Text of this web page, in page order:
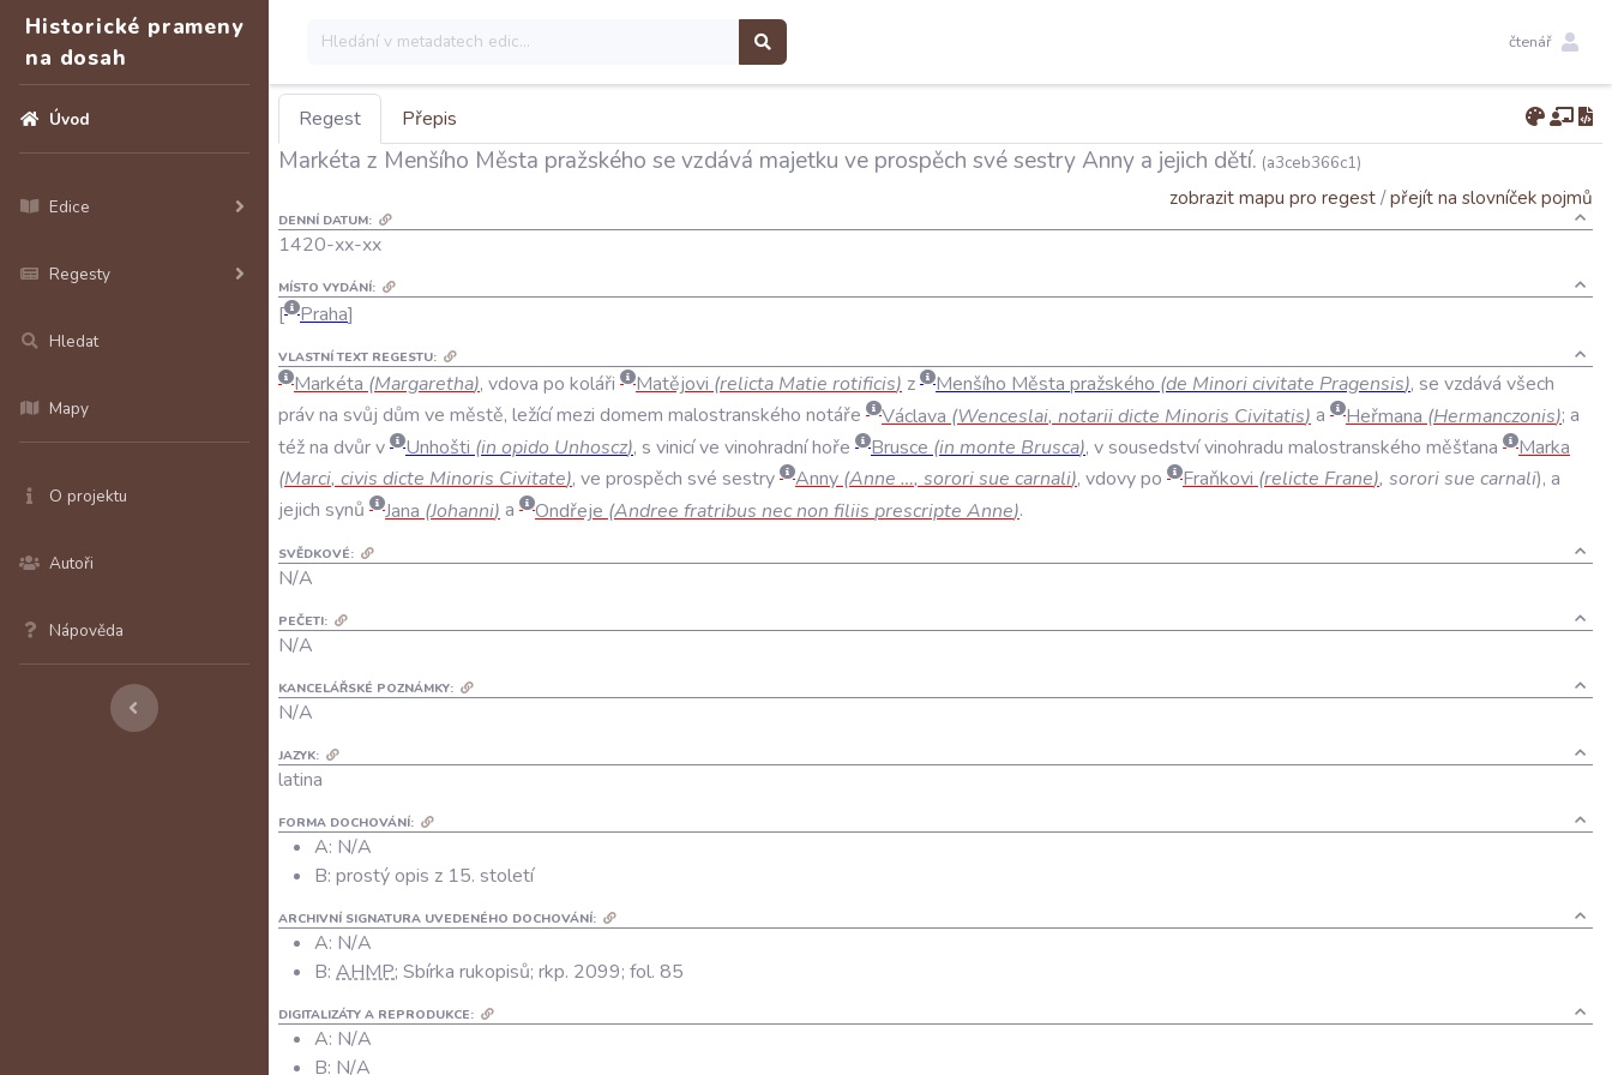
Historické prameny
na dosah
Úvod
Edice
Regesty
Hledat
Mapy
O projektu
Autoři
Nápověda
čtenář
Regest Přepis
Markéta z Menšího Města pražského se vzdává majetku ve prospěch své sestry Anny a jejich dětí. (a3ceb366c1)
zobrazit mapu pro regest/přejít na slovníček pojmů
DENNÍ DATUM:
1420-xx-xx
MÍSTO VYDÁNÍ:
Praha
VLASTNÍ TEXT REGESTU:
Markéta (Margaretha), vdova po koláři Matějovi (relicta Matie rotificis) z Menšího Města pražského (de Minoricivitate Pragensis), se vzdává všech
právna svůj dům ve městě, ležícímezi domem malostranského notáře Václava (Wenceslai, notariidicte Minoris Civitatis) a Heřmana (Hermanczonis); a
téžna dvůrv Unhošti (in opido Unhoscz), s vinicíve vinohradníhoře Brusce (in monte Brusca), vsousedstvívinohradu malostranského měšťana
Marka
(Marci, civis dicte Minoris Civitate), ve prospěch své sestry Anny (Anne …, sororisue carnali), vdovypo Fraňkovi (relicte Frane), sororisue carnali), a
jejich synů Jana (Johanni) a Ondřeje (Andree fratribus necnon filiis prescripte Anne).
SVĚDKOVÉ:
N/A
PEČETI:
N/A
KANCELÁŘSKÉ POZNÁMKY:
N/A
JAZYK:
latina
FORMA DOCHOVÁNÍ:
A: N/A
B: prostý opis z 15. století
ARCHIVNÍ SIGNATURA UVEDENÉHO DOCHOVÁNÍ:
A: N/A
B: AHMP; Sbírka rukopisů; rkp. 2099; fol. 85
DIGITALIZÁTY A REPRODUKCE:
A: N/A
B: N/A